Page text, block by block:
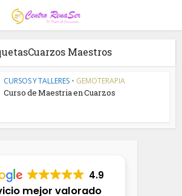
Maestros
CURSOS Y TALLERES • GEMOTERAPIA
Curso de Maestria en Cuarzos
4.9
mejor valorado